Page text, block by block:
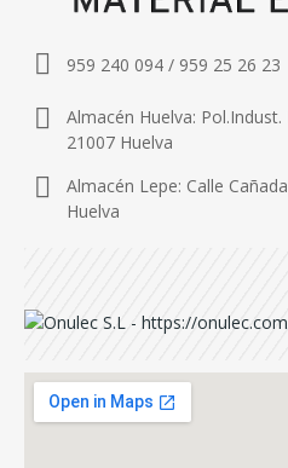
959 240 094 / 959 25 26 23
Almacén Huelva: Pol.Indust.
21007 Huelva
Almacén Lepe: Calle
Huelva